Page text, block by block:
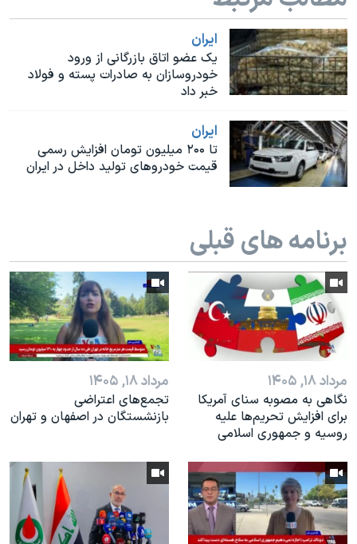
نرگس محمدی برنده جایزه نوبل صلح
همایش محافظه‌کاران آمریکا «سی‌پک»
صفحه‌های ویژه
ايران
یک عضو اتاق بازرگانی از ورود
خودروسازان به صادرات پسته و فولاد
خبر داد
ايران
تا ۲۰۰ میلیون تومان افزایش رسمی
قیمت خودروهای تولید داخل در ایران
برنامه های قبلی
مرداد ۱۸, ۱۴۰۵
نگاهی به مصوبه سنای آمریکا
برای افزایش تحریم‌ها علیه
روسیه و جمهوری اسلامی
مرداد ۱۸, ۱۴۰۵
تجمع‌های اعتراضی
بازنشستگان در اصفهان و تهران